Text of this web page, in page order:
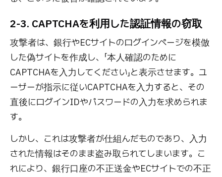
2-3. CAPTCHAを利用した認証情報の窃取
攻撃者は、銀行やECサイトのログインページを模倣
した偽サイトを作成し、「本人確認のために
CAPTCHAを入力してください」と表示させます。ユ
ーザーが指示に従いCAPTCHAを入力すると、その
直後にログインIDやパスワードの入力を求められま
す。
しかし、これは攻撃者が仕組んだものであり、入力
された情報はそのまま盗み取られてしまいます。こ
れにより、銀行口座の不正送金やECサイトでの不正